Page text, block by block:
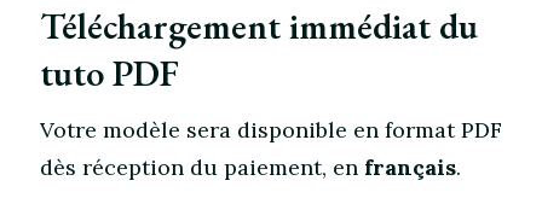
Téléchargement immédiat du
tuto PDF
Votre modèle sera disponible en format PDF
dès réception du paiement, en français.